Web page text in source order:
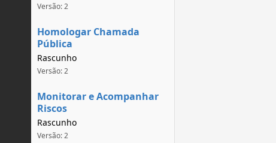
Versão: 2
Homologar Chamada
Pública
Rascunho
Versão: 2
Monitorar e Acompanhar
Riscos
Rascunho
Versão: 2